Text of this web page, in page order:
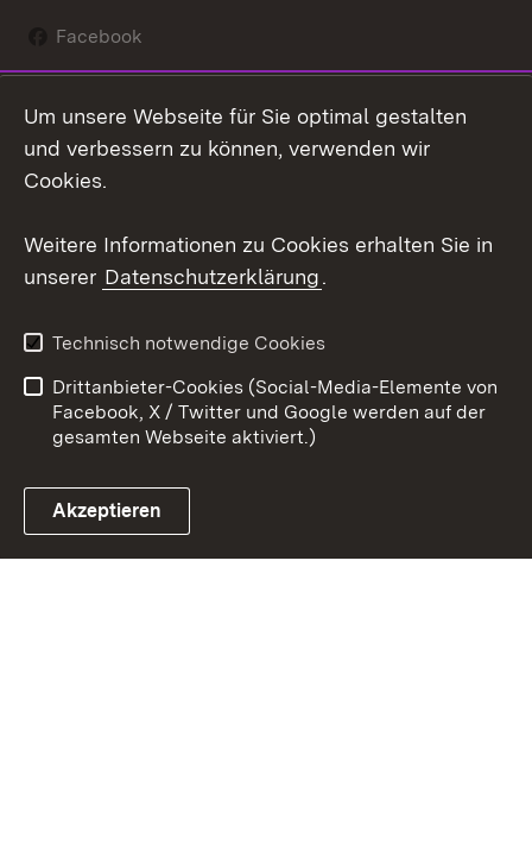
Facebook
Social Wall
Youtube
Link zum Landesportal
Kontakt
Datenschutz
Barrierefreiheit
Impressum Cookies
Um unsere Webseite für Sie optimal gestalten
und verbessern zu können, verwenden wir
Cookies.
Weitere Informationen zu Cookies erhalten Sie in
unserer Datenschutzerklärung.
Technisch notwendige Cookies
Drittanbieter-Cookies (Social-Media-Elemente von
Facebook, X / Twitter und Google werden auf der
gesamten Webseite aktiviert.)
Akzeptieren